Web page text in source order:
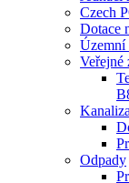
Czech
Dotace
Územní
Veřejné
Odpady